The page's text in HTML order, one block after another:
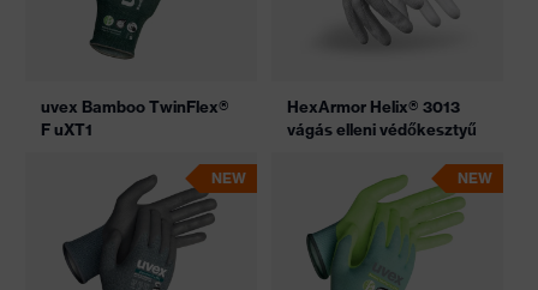
uvex Bamboo TwinFlex®
F uXT1
HexArmor Helix® 3013
vágás elleni védőkesztyű
NEW NEW